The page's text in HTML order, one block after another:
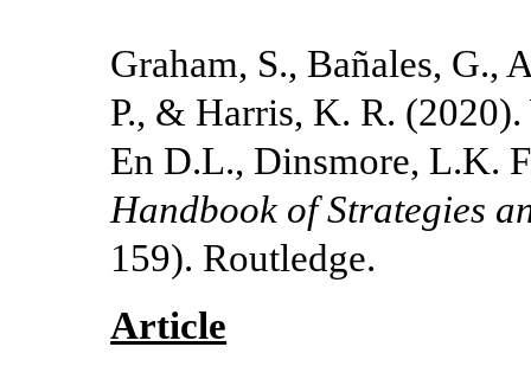
Graham, S., Bañales, G.,
P., & Harris, K. R.
En D.L., Dinsmore, L.K.
Handbook of Strategies
159). Routledge.
Article